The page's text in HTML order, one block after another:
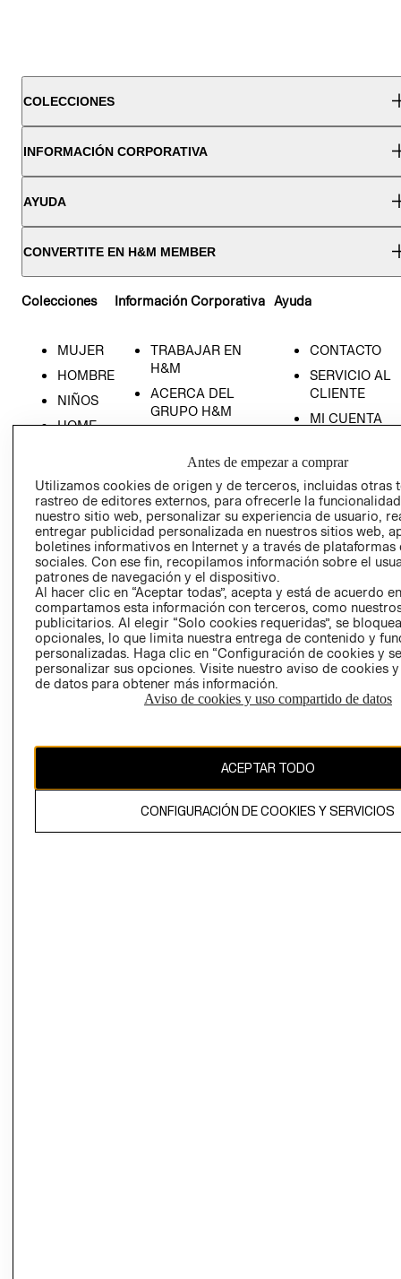
COLECCIONES
INFORMACIÓN CORPORATIVA
AYUDA
CONVERTITE EN H&M MEMBER
Colecciones
MUJER
HOMBRE
NIÑOS
HOME
Información Corporativa
TRABAJAR EN
H&M
ACERCA DEL
GRUPO H&M
SOCIAL
PRENSA
RELACIÓN CON
INVERSIONISTAS
POLÍTICA
EMPRESARIAL
Ayuda
CONTACTO
SERVICIO AL
CLIENTE
MI CUENTA
TIENDAS
- RETIRO EN
TIENDA
TÉRMINOS Y
CONDICIONES
AVISO DE
PRIVACIDAD
GIFT CARD
AVISO DE
COOKIES
CAMBIAR REGIÓN
Antes de empezar a comprar
Utilizamos cookies de origen y de terceros, incluidas otras
rastreo de editores externos, para ofrecerle la
nuestro sitio web, personalizar su experiencia de usuario,
entregar publicidad personalizada en nuestros sitios web,
boletines informativos en Internet y a través de plataformas
sociales. Con ese fin, recopilamos información sobre el
patrones de navegación y el dispositivo.
Al hacer clic en “Aceptar todas”, acepta y está de acuerdo
compartamos esta información con terceros, como
publicitarios. Al elegir “Solo cookies requeridas”, se
opcionales, lo que limita nuestra entrega de contenido y
personalizadas. Haga clic en “Configuración de cookies y
personalizar sus opciones. Visite nuestro aviso de cookies
de datos para obtener más información.
Aviso de cookies y uso compartido de datos
ACEPTAR TODO
CONFIGURACIÓN DE COOKIES Y SERVICIOS